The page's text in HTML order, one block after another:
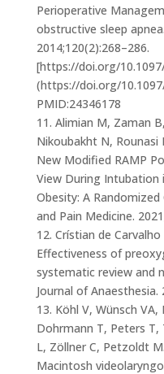
Perioperative
obstructive sleep
2014;120(2):268–286.
[https://doi.org/
(https://doi.org/
PMID:24346178
11. Alimian M, Zaman
Nikoubakht N, Rounasi
New Modified RAMP
View During
Obesity: A
and Pain Medicine.
12. Crístian de
Effectiveness of
systematic review and
Journal of Anaesthesia.
13. Köhl V, Wünsch VA,
Dohrmann T, Peters T,
L, Zöllner C, Petzoldt
Macintosh